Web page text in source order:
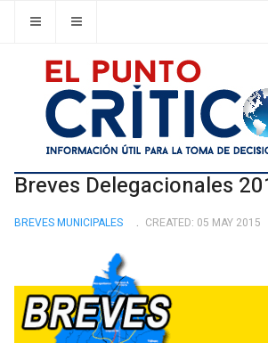
Breves Delegacionales
BREVES MUNICIPALES CREATED: 05 MAY 2015